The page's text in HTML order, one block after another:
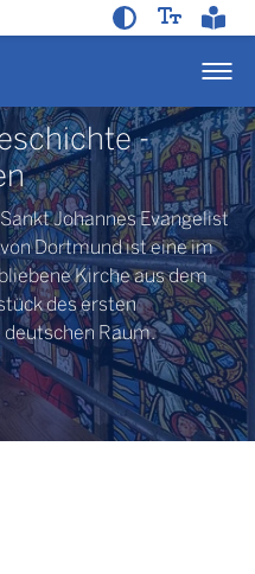
-
Johannes Evangelist
Dortmund ist eine im
Kirche aus dem
des ersten
Raum.